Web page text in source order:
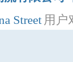
Street 用户